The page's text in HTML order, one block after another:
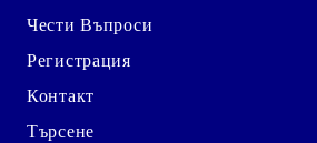
Чести Въпроси
Регистрация
Контакт
Търсене